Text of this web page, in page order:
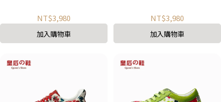
NT$3,980
加入購物車
NT$3,980
加入購物車